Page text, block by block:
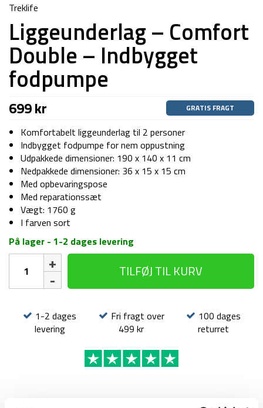
Treklife
Liggeunderlag – Comfort
Double – Indbygget
fodpumpe
699kr GRATIS FRAGT
Komfortabelt liggeunderlag til 2 personer
Indbygget fodpumpe for nem oppustning
Udpakkede dimensioner: 190 x 140 x 11 cm
Nedpakkede dimensioner: 36 x 15 x 15 cm
Med opbevaringspose
Med reparationssæt
Vægt: 1760 g
I farven sort
På lager - 1-2 dages levering
Liggeunderlag
Comfort
Indbygget
fodpumpe
TILFØJ TIL KURV
1-2 dages
levering
Fri fragt over
499 kr
100 dages
returret